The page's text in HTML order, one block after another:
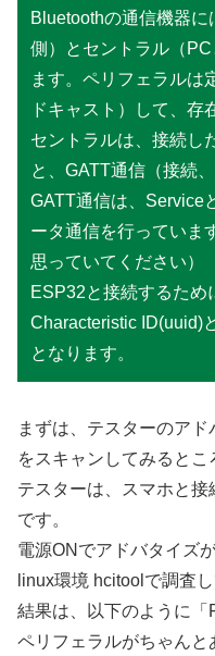
Bluetoothの通信機器
側）とセントラル（
ます。ペリフェラルは
ドキャスト）して、存
セントラルは、接続し
と、GATT通信（接続
GATT通信は、Service
ータ通信を行っていま
思っていてください）
ESP32と接続するため
Characteristic ID(uuid)
となります。
まずは、テスターのア
をスキャンしてみるとこ
テスターは、スマホと
です。
電源ONでアドバタイズ
linux環境 hcitoolで調査し
結果は、以下のように
ペリフェラルがちゃんと